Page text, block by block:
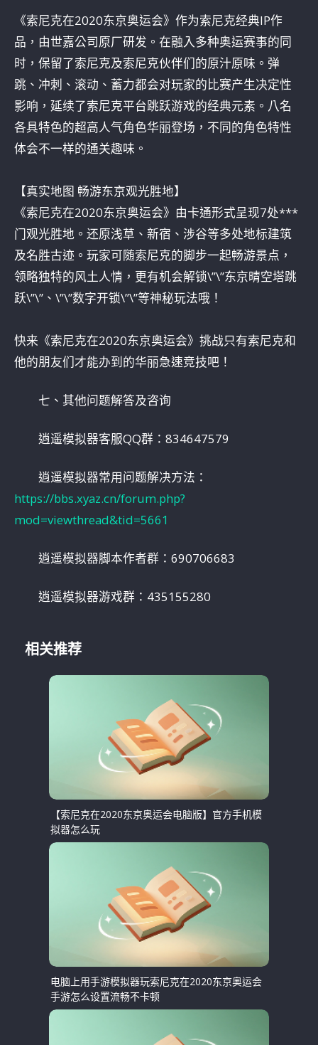
《索尼克在2020东京奥运会》作为索尼克经典IP作
品，由世嘉公司原厂研发。在融入多种奥运赛事的同
时，保留了索尼克及索尼克伙伴们的原汁原味。弹
跳、冲刺、滚动、蓄力都会对玩家的比赛产生决定性
影响，延续了索尼克平台跳跃游戏的经典元素。八名
各具特色的超高人气角色华丽登场，不同的角色特性
体会不一样的通关趣味。
【真实地图 畅游东京观光胜地】
《索尼克在2020东京奥运会》由卡通形式呈现7处***
门观光胜地。还原浅草、新宿、涉谷等多处地标建筑
及名胜古迹。玩家可随索尼克的脚步一起畅游景点，
领略独特的风土人情，更有机会解锁\”\”东京晴空塔跳
跃\”\”、\”\”数字开锁\”\”等神秘玩法哦！
快来《索尼克在2020东京奥运会》挑战只有索尼克和
他的朋友们才能办到的华丽急速竞技吧！
七、其他问题解答及咨询
逍遥模拟器客服QQ群：834647579
逍遥模拟器常用问题解决方法：
https://bbs.xyaz.cn/forum.php?
mod=viewthread&tid=5661
逍遥模拟器脚本作者群：690706683
逍遥模拟器游戏群：435155280
相关推荐
【索尼克在2020东京奥运会电脑版】官方手机模
拟器怎么玩
电脑上用手游模拟器玩索尼克在2020东京奥运会
手游怎么设置流畅不卡顿